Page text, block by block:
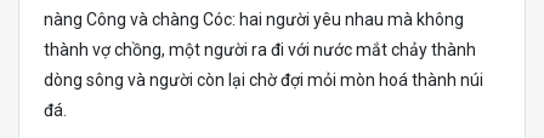
nàng Công và chàng Cóc: hai người yêu nhau mà không
thành vợ chồng, một người ra đi với nước mắt chảy thành
dòng sông và người còn lại chờ đợi mỏi mòn hoá thành núi
đá.